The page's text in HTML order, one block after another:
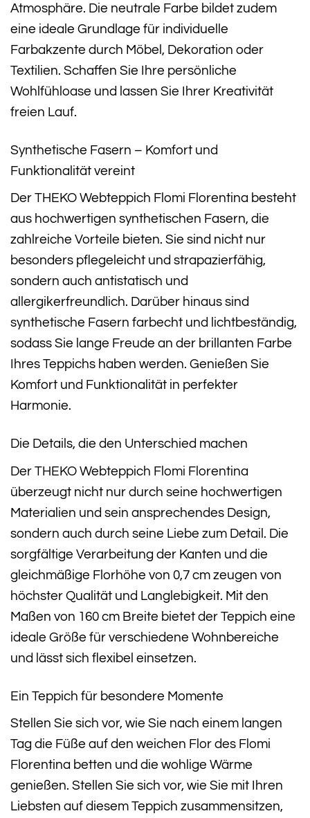
Atmosphäre. Die neutrale Farbe bildet zudem
eine ideale Grundlage für individuelle
Farbakzente durch Möbel, Dekoration oder
Textilien. Schaffen Sie Ihre persönliche
Wohlfühloase und lassen Sie Ihrer Kreativität
freien Lauf.
Synthetische Fasern – Komfort und
Funktionalität vereint
Der THEKO Webteppich Flomi Florentina besteht
aus hochwertigen synthetischen Fasern, die
zahlreiche Vorteile bieten. Sie sind nicht nur
besonders pflegeleicht und strapazierfähig,
sondern auch antistatisch und
allergikerfreundlich. Darüber hinaus sind
synthetische Fasern farbecht und lichtbeständig,
sodass Sie lange Freude an der brillanten Farbe
Ihres Teppichs haben werden. Genießen Sie
Komfort und Funktionalität in perfekter
Harmonie.
Die Details, die den Unterschied machen
Der THEKO Webteppich Flomi Florentina
überzeugt nicht nur durch seine hochwertigen
Materialien und sein ansprechendes Design,
sondern auch durch seine Liebe zum Detail. Die
sorgfältige Verarbeitung der Kanten und die
gleichmäßige Florhöhe von 0,7 cm zeugen von
höchster Qualität und Langlebigkeit. Mit den
Maßen von 160 cm Breite bietet der Teppich eine
ideale Größe für verschiedene Wohnbereiche
und lässt sich flexibel einsetzen.
Ein Teppich für besondere Momente
Stellen Sie sich vor, wie Sie nach einem langen
Tag die Füße auf den weichen Flor des Flomi
Florentina betten und die wohlige Wärme
genießen. Stellen Sie sich vor, wie Sie mit Ihren
Liebsten auf diesem Teppich zusammensitzen,